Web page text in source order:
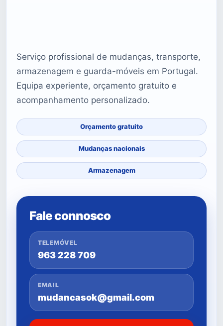
Serviço profissional de mudanças, transporte,
armazenagem e guarda-móveis em Portugal.
Equipa experiente, orçamento gratuito e
acompanhamento personalizado.
Orçamento gratuito
Mudanças nacionais
Armazenagem
Fale connosco
TELEMÓVEL
963 228 709
EMAIL
mudancasok@gmail.com